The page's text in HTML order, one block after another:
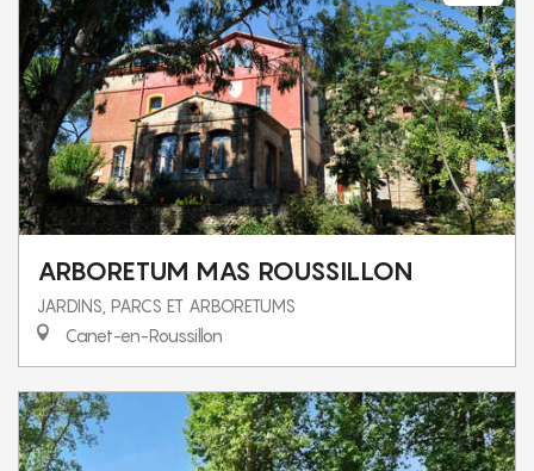
ARBORETUM MAS ROUSSILLON
JARDINS, PARCS ET ARBORETUMS
Canet-en-Roussillon